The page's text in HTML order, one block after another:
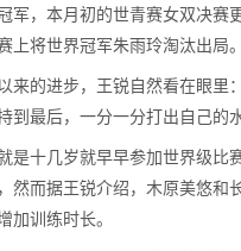
军，本月初的世青赛女双决
上将世界冠军朱雨玲淘汰出局。
来的进步，王锐自然看在眼里
到最后，一分一分打出自己的
是十几岁就早早参加世界级
然而据王锐介绍，木原美悠
加训练时长。